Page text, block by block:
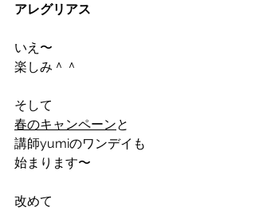
アレグリアス
いえ〜
楽しみ＾＾
そして
春のキャンペーンと
講師yumiのワンデイも
始まります〜
改めて